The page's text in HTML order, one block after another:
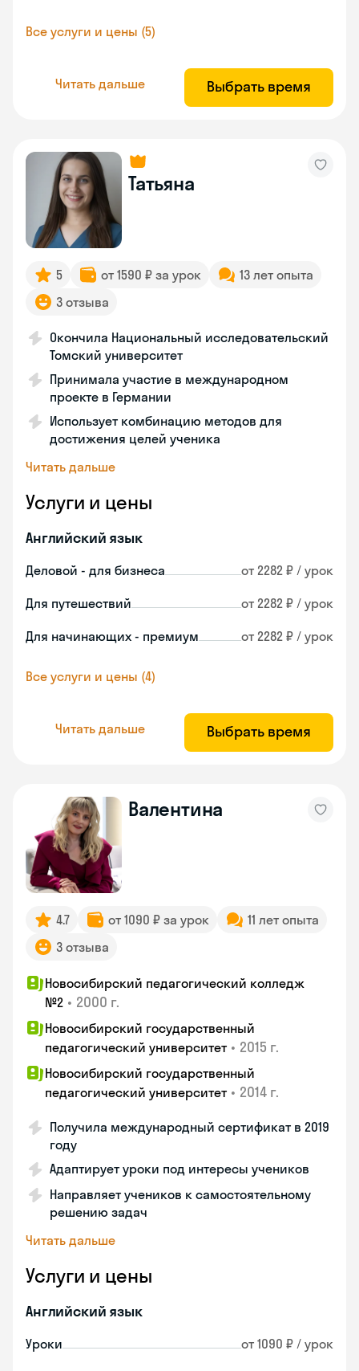
Все услуги и цены (5)
Читать дальше Выбрать время
Татьяна
5 от 1590 ₽ за урок
13 лет опыта
3 отзыва
Окончила Национальный исследовательский
Томский университет
Принимала участие в международном
проекте в Германии
Использует комбинацию методов для
достижения целей ученика
Читать дальше
Услуги и цены
Английский язык
Деловой - для бизнеса от 2282 ₽ / урок
Для путешествий от 2282 ₽ / урок
Для начинающих - премиум от 2282 ₽ / урок
Все услуги и цены (4)
Читать дальше Выбрать время
Валентина
4.7 от 1090 ₽ за урок
11 лет опыта
3 отзыва
Новосибирский педагогический колледж
№2 • 2000 г.
Новосибирский государственный
педагогический университет • 2015 г.
Новосибирский государственный
педагогический университет • 2014 г.
Получила международный сертификат в 2019
году
Адаптирует уроки под интересы учеников
Направляет учеников к самостоятельному
решению задач
Читать дальше
Услуги и цены
Английский язык
Уроки от 1090 ₽ / урок